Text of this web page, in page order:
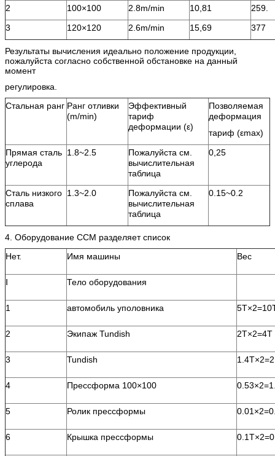
2 100×100 2.8m/min 10,81
259.
3
120×120 2.6m/min 15,69 377
Результаты вычисления идеально положение продукции,
пожалуйста согласно собственной обстановке на данный
момент
регулировка.
Стальная ранг Ранг отливки
(m/min)
Эффективный
тариф
деформации (ε)
Позволяемая
деформация
тариф (εmax)
Прямая сталь
углерода
1.8~2.5
Пожалуйста см.
вычислительная
таблица
0,25
Сталь низкого
сплава
1.3~2.0
Пожалуйста см.
вычислительная
таблица
0.15~0.2
4. Оборудование CCM разделяет список
Нет.
Имя машины Вес
Ⅰ Тело оборудования
1 автомобиль уполовника
2 Экипаж Tundish 2T×2=4T
3 Tundish
4 Прессформа 100×100
5 Ролик прессформы
6 Крышка прессформы